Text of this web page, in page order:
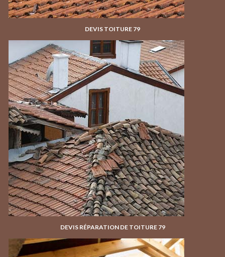
DEVIS TOITURE 79
DEVIS RÉPARATION DE TOITURE 79